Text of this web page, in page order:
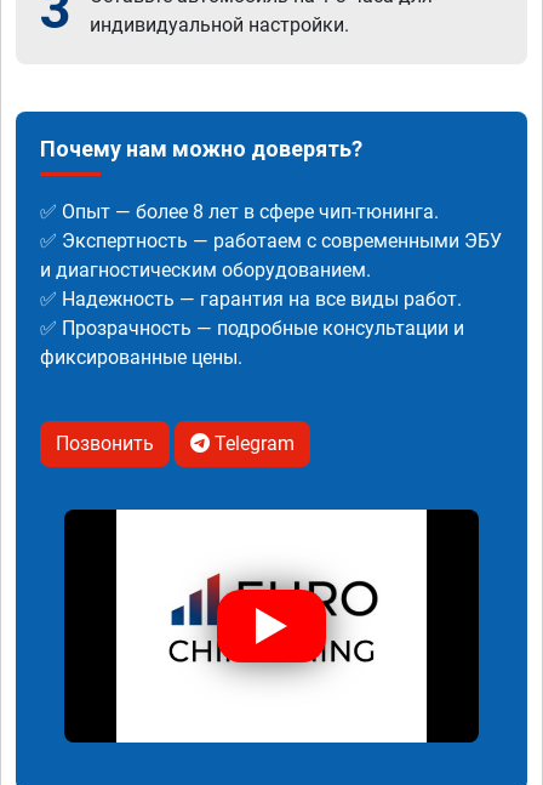
индивидуальной настройки.
Почему нам можно доверять?
✅ Опыт — более 8 лет в сфере чип-тюнинга.
✅ Экспертность — работаем с современными ЭБУ
и диагностическим оборудованием.
✅ Надежность — гарантия на все виды работ.
✅ Прозрачность — подробные консультации и
фиксированные цены.
Позвонить Telegram